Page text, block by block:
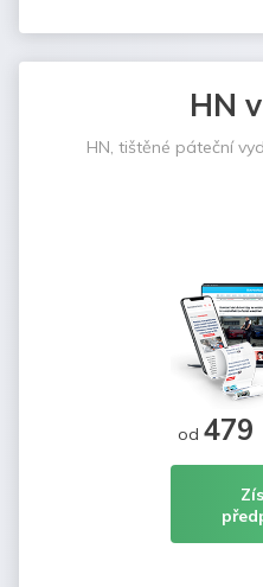
HN
HN, tištěné páteční
od 479